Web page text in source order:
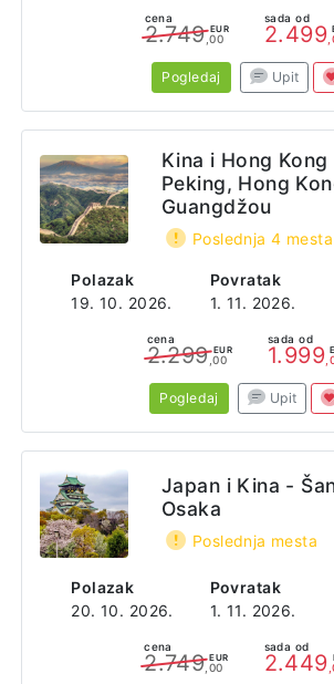
cena
2.749 EUR
,00
sada od
2.499
Pogledaj Upit
Polazak
19. 10. 2026.
Povratak
1. 11. 2026.
Kina i Hong Kong
Peking, Hong
Guangdžou
Poslednja 4 mesta
cena
2.299 EUR
,00
sada od
1.999
Pogledaj Upit
Polazak
20. 10. 2026.
Povratak
1. 11. 2026.
Japan i Kina -
Osaka
Poslednja mesta
cena
2.749 EUR
,00
sada od
2.449